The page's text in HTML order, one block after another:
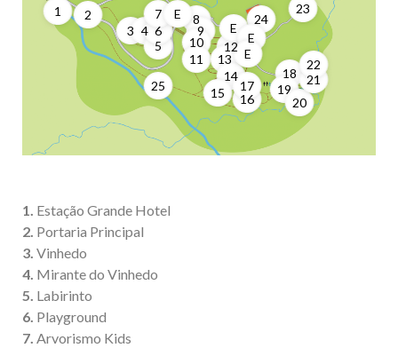
1
2
3 4
5
6
7 8
9
10
11
12
13
14
15
16
17
18
19
20
21
22
23
24
25
E
E
E
E
1. Estação Grande Hotel
2. Portaria Principal
3. Vinhedo
4. Mirante do Vinhedo
5. Labirinto
6. Playground
7. Arvorismo Kids